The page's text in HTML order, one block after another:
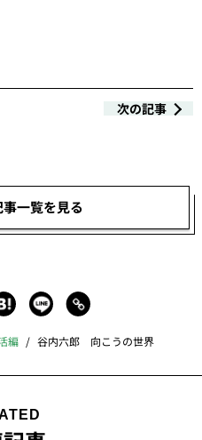
次の記事
一覧を見る
編 谷内六郎 向こうの世界